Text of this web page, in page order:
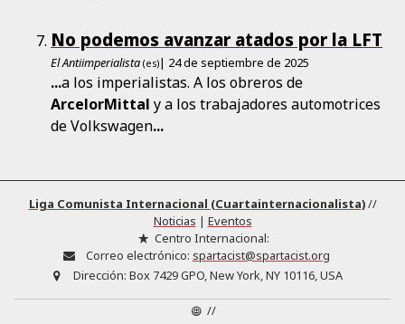
No podemos avanzar atados por la LFT
El Antiimperialista (es)| 24 de septiembre de 2025
...a los imperialistas. A los obreros de
ArcelorMittal y a los trabajadores automotrices
de Volkswagen...
Liga Comunista Internacional (Cuartainternacionalista)//
Noticias | Eventos
Centro Internacional:
Correo electrónico: spartacist@spartacist.org
Dirección: Box 7429 GPO, New York, NY 10116, USA
//